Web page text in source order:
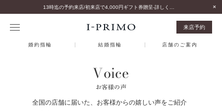
来店予約
婚約指輪 結婚指輪 店舗のご案内
Voice
お客様の声
全国の店舗に届いた、お客様からの嬉しい声をご紹介